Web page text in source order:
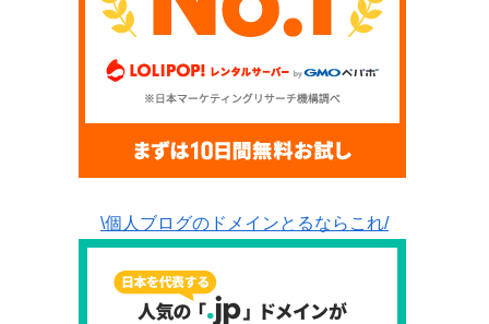
\個人ブログのドメインとるならこれ/